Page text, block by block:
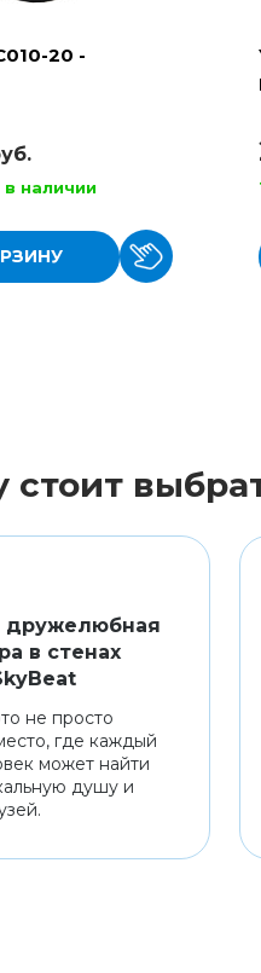
20 -
в наличии
стоит
дружелюбная
в стенах
не просто
где каждый
может найти
душу и